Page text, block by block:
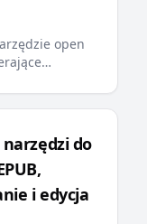
open
o saldo i
API
do
i edycja